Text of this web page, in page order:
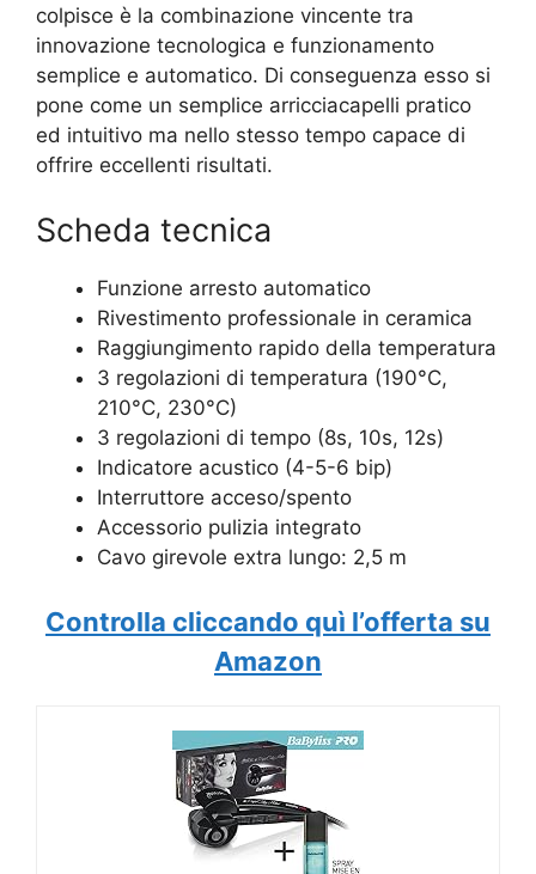
colpisce è la combinazione vincente tra
innovazione tecnologica e funzionamento
semplice e automatico. Di conseguenza esso si
pone come un semplice arricciacapelli pratico
ed intuitivo ma nello stesso tempo capace di
offrire eccellenti risultati.
Scheda tecnica
Funzione arresto automatico
Rivestimento professionale in ceramica
Raggiungimento rapido della temperatura
3 regolazioni di temperatura (190°C,
210°C, 230°C)
3 regolazioni di tempo (8s, 10s, 12s)
Indicatore acustico (4-5-6 bip)
Interruttore acceso/spento
Accessorio pulizia integrato
Cavo girevole extra lungo: 2,5 m
Controlla cliccando quì l’offerta su
Amazon